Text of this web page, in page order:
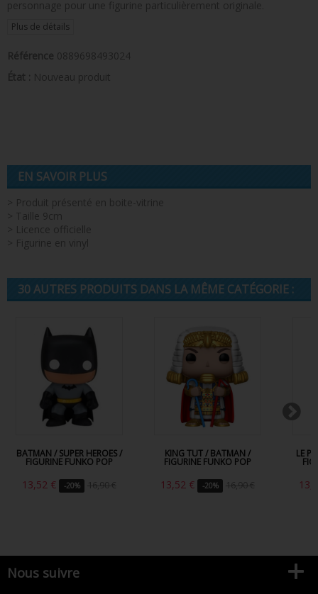
personnage pour une figurine particulièrement originale.
Plus de détails
Référence 0889698493024
État : Nouveau produit
EN SAVOIR PLUS
> Produit présenté en boite-vitrine
> Taille 9cm
> Licence officielle
> Figurine en vinyl
30 AUTRES PRODUITS DANS LA MÊME CATÉGORIE :
BATMAN / SUPER HEROES /
FIGURINE FUNKO POP
13,52 € -20% 16,90 €
KING TUT / BATMAN /
FIGURINE FUNKO POP
13,52 € -20% 16,90 €
LE
Nous suivre